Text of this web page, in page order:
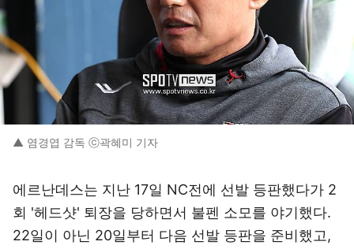
▲ 염경엽 감독 ⓒ곽혜미 기자
에르난데스는 지난 17일 NC전에 선발 등판했다가 2
회 '헤드샷' 퇴장을 당하면서 불펜 소모를 야기했다.
22일이 아닌 20일부터 다음 선발 등판을 준비했고,